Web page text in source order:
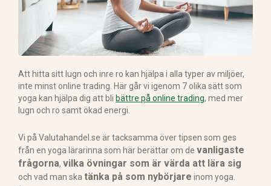
Att hitta sitt lugn och inre ro kan hjälpa i alla typer av miljöer,
inte minst online trading. Här går vi igenom 7 olika sätt som
yoga kan hjälpa dig att bli bättre på online trading, med mer
lugn och ro samt ökad energi.
Vi på Valutahandel.se är tacksamma över tipsen som ges
från en yoga lärarinna som här berättar om de vanligaste
frågorna, vilka övningar som är värda att lära sig
och vad man skatänka på som nybörjare inom yoga.